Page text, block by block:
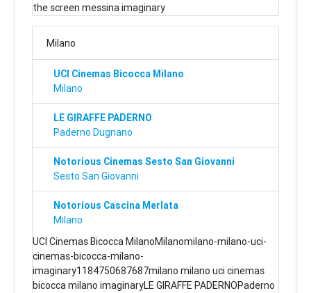
the screen messina imaginary
Milano
UCI Cinemas Bicocca Milano
Milano
LE GIRAFFE PADERNO
Paderno Dugnano
Notorious Cinemas Sesto San Giovanni
Sesto San Giovanni
Notorious Cascina Merlata
Milano
UCI Cinemas Bicocca MilanoMilanomilano-milano-uci-
cinemas-bicocca-milano-
imaginary1184750687687milano milano uci cinemas
bicocca milano imaginaryLE GIRAFFE PADERNOPaderno